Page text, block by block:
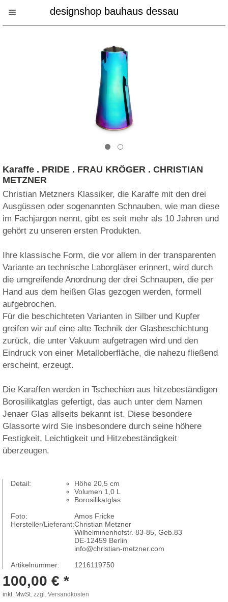
designshop bauhaus dessau
Karaffe . PRIDE . FRAU KRÖGER . CHRISTIAN
METZNER
Christian Metzners Klassiker, die Karaffe mit den drei
Ausgüssen oder sogenannten Schnauben, wie man diese
im Fachjargon nennt, gibt es seit mehr als 10 Jahren und
gehört zu unseren ersten Produkten.
Ihre klassische Form, die vor allem in der transparenten
Variante an technische Laborgläser erinnert, wird durch
die umgreifende Anordnung der drei Schnaupen, die per
Hand aus dem heißen Glas gezogen werden, formell
aufgebrochen.
Für die beschichteten Varianten in Silber und Kupfer
greifen wir auf eine alte Technik der Glasbeschichtung
zurück, die unter Vakuum aufgetragen wird und den
Eindruck von einer Metalloberfläche, die nahezu fließend
erscheint, erzeugt.
Die Karaffen werden in Tschechien aus hitzebeständigen
Borosilikatglas gefertigt, das auch unter dem Namen
Jenaer Glas allseits bekannt ist. Diese besondere
Glassorte wird Sie insbesondere durch seine höhere
Festigkeit, Leichtigkeit und Hitzebeständigkeit
überzeugen.
Detail:
Höhe 20,5 cm
Volumen 1,0 L
Borosilikatglas
Foto:
Amos Fricke
Hersteller/Lieferant:Christian Metzner
Wilhelminenhofstr. 83-85, Geb.83
DE-12459 Berlin
info@christian-metzner.com
Artikelnummer:
1216119750
100,00 € *
inkl. MwSt. zzgl. Versandkosten